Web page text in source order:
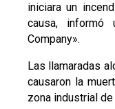
iniciara un
causa, informó
Company».
Las llamaradas
causaron la
zona industrial de